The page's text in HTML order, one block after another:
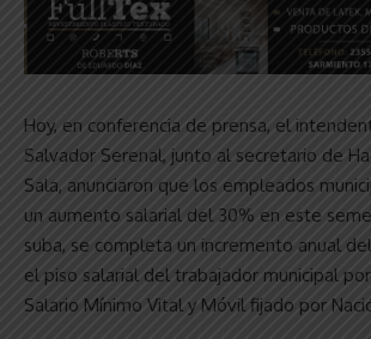
Hoy, en conferencia de prensa, el
Salvador Serenal, junto al secretario de
Sala, anunciaron que los empleados
un aumento salarial del 30% en este
suba, se completa un incremento anual
el piso salarial del trabajador municipal
Salario Mínimo Vital y Móvil fijado por